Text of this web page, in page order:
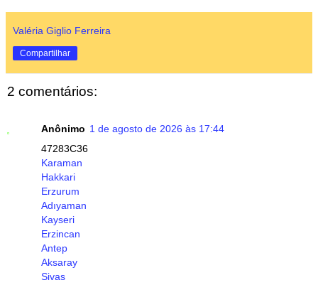
Valéria Giglio Ferreira
Compartilhar
2 comentários:
Anônimo 1 de agosto de 2026 às 17:44
47283C36
Karaman
Hakkari
Erzurum
Adıyaman
Kayseri
Erzincan
Antep
Aksaray
Sivas